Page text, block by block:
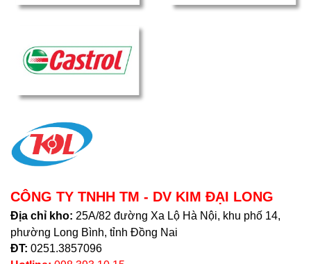
CÔNG TY TNHH TM - DV KIM ĐẠI LONG
Địa chỉ kho: 25A/82 đường Xa Lộ Hà Nội, khu phố 14,
phường Long Bình, tỉnh Đồng Nai
ĐT: 0251.3857096